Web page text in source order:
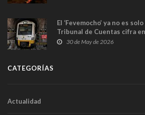
El ‘Fevemocho’ ya no es
Tribunal de Cuentas cifra
sobrecoste de los trenes
30 de May de 2026
CATEGORÍAS
Actualidad